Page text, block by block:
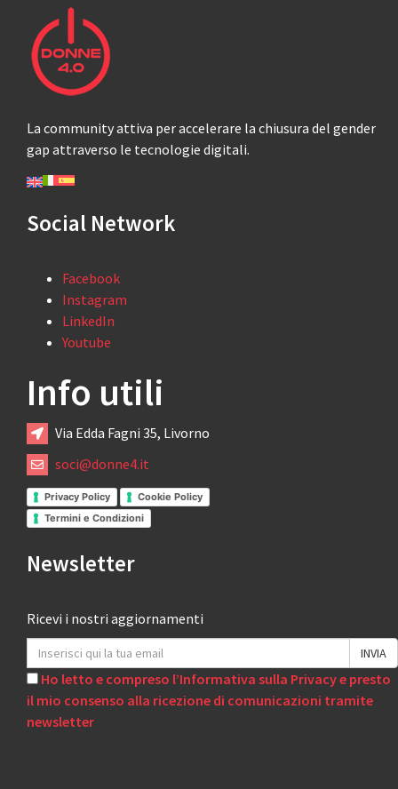
La community attiva per accelerare la chiusura del gender
gap attraverso le tecnologie digitali.
Social Network
Facebook
Instagram
LinkedIn
Youtube
Info utili
Via Edda Fagni 35, Livorno
soci@donne4.it
Privacy Policy
Cookie Policy
Termini e Condizioni
Newsletter
Ricevi i nostri aggiornamenti
Ho letto e compreso l’Informativa sulla Privacy e presto
il mio consenso alla ricezione di comunicazioni tramite
newsletter